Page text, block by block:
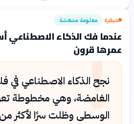
شيفرة› معلومة مدهشة
عندما فك الذكاء الاصطناعي
عمرها قرون
!
نجح الذكاء الاصطناعي في
الغامضة، وهي مخطوطة
الوسطى وظلت سرًا لأكثر